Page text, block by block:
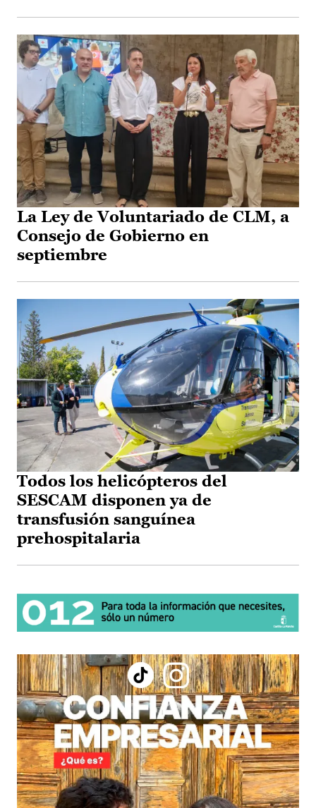
La Ley de Voluntariado de CLM, a
Consejo de Gobierno en
septiembre
Todos los helicópteros del
SESCAM disponen ya de
transfusión sanguínea
prehospitalaria